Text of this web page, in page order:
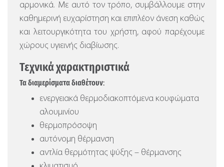
αρμονικά. Με αυτό τον τρόπο, συμβάλλουμε στην
καθημερινή ευχαρίστηση και επιπλέον άνεση καθώς
και λειτουργικότητα του χρήστη, αφού παρέχουμε
χώρους υγιεινής διαβίωσης.
Τεχνικά χαρακτηριστικά
Τα διαμερίσματα διαθέτουν:
ενεργειακά θερμοδιακοπτόμενα κουφώματα
αλουμινίου
θερμοπρόσοψη
αυτόνομη θέρμανση
αντλία θερμότητας ψύξης – θέρμανσης